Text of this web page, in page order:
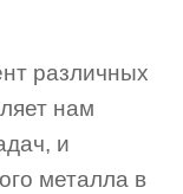
различных
нам
и
металла в